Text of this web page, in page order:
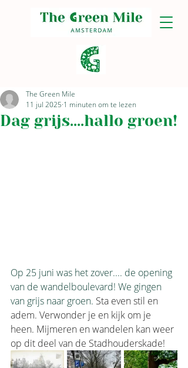
Dag grijs....hallo groen!
The Green Mile
11 jul 2025 1 minuten om te lezen
Op 25 juni was het zover.... de opening
van de wandelboulevard! We gingen
van grijs naar groen. Sta even stil en
adem. Verwonder je en kijk om je
heen. Mijmeren en wandelen kan weer
op dit deel van de Stadhouderskade!